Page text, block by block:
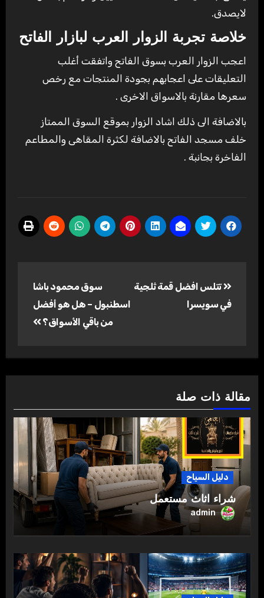
لايصدق.
خلاصة تجربة الزوار العرب لبازار الفاتح
اعجب الزوار العرب بسوق الفاتح واتفقت أغلب
التعليقات على اعجابهم بجودة المنتجات مع رخص
سعرها مقارنة بالاسواق الاخرى .
بالاضافة الى ذلك اشاد الزوار بموقع السوق الممتاز
خلف مسجد الفاتح بالاضافة لكثرة المقاهى والمطاعم
الفاخرة بجانبة .
المقالات
تتلس افضل قمة ثلجية
في سويسرا
سوق محمود باشا
اسطنبول – هل هو أفضل
من باقي الأسواق؟
مقالة ذات صلة
دليل السياح
شراء اثاث مستعمل
admin